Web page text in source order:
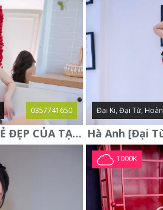
0357741650
PHƯƠNG LINH: VẺ ĐẸP CỦA TẠO HÓA, XINH ĐẸP, SEXY, QUYỄN RŨ
Đại Ki, Đại Từ,
1000K